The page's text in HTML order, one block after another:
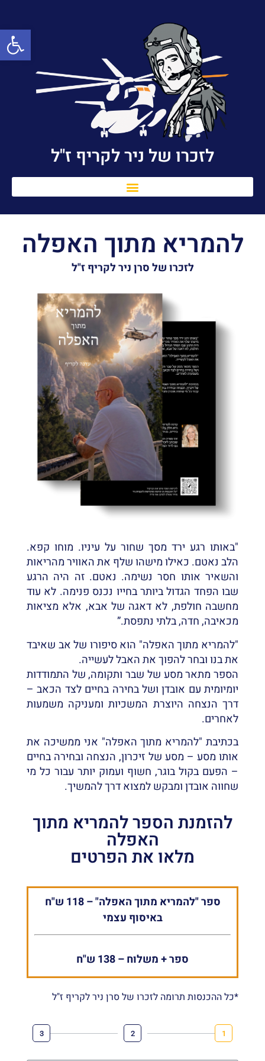
פתח
לזכרו של ניר לקריף ז"ל
להמריא מתוך האפלה
לזכרו של סרן ניר לקריף ז"ל
"באותו רגע ירד מסך שחור על עיניו. מוחו קפא.
הלב נאטם. כאילו מישהו שלף את האוויר מהריאות
והשאיר אותו חסר נשימה. נאטם. זה היה הרגע
שבו הפחד הגדול ביותר בחייו נכנס פנימה. לא עוד
מחשבה חולפת, לא דאגה של אבא, אלא מציאות
מכאיבה, חדה, בלתי נתפסת.”
"להמריא מתוך האפלה" הוא סיפורו של אב שאיבד
את בנו ובחר להפוך את האבל לעשייה.
הספר מתאר מסע של שבר ותקומה, של התמודדות
יומיומית עם אובדן ושל בחירה בחיים לצד הכאב –
דרך הנצחה היוצרת המשכיות ומעניקה משמעות
לאחרים.
בכתיבת "להמריא מתוך האפלה" אני ממשיכה את
אותו מסע – מסע של זיכרון, הנצחה ובחירה בחיים
– הפעם בקול בוגר, חשוף ועמוק יותר עבור כל מי
שחווה אובדן ומבקש למצוא דרך להמשיך.
להזמנת הספר להמריא מתוך
האפלה
מלאו את הפרטים
ספר "להמריא מתוך האפלה" – 118 ש"ח
באיסוף עצמי
ספר + משלוח – 138 ש"ח
*כל ההכנסות תרומה לזכרו של סרן ניר לקריף ז"ל
1
2
3